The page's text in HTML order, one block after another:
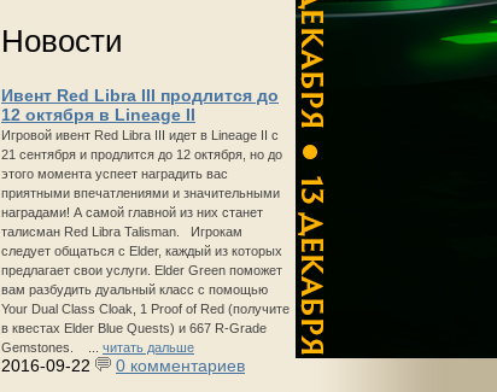
Новости
Ивент Red Libra III продлится до
12 октября в Lineage II
Игровой ивент Red Libra III идет в Lineage II с
21 сентября и продлится до 12 октября, но до
этого момента успеет наградить вас
приятными впечатлениями и значительными
наградами! А самой главной из них станет
талисман Red Libra Talisman. Игрокам
следует общаться с Elder, каждый из которых
предлагает свои услуги. Elder Green поможет
вам разбудить дуальный класс с помощью
Your Dual Class Cloak, 1 Proof of Red (получите
в квестах Elder Blue Quests) и 667 R-Grade
Gemstones. ... читать дальше
2016-09-22 0 комментариев